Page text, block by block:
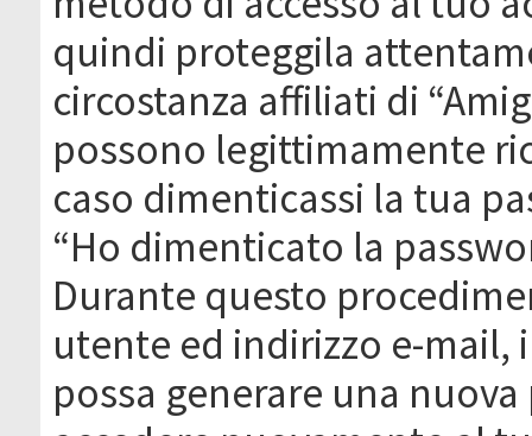
quindi proteggila
circostanza affiliati di
possono legittimamente
caso dimenticassi la tua
“Ho dimenticato la
Durante questo
utente ed indirizzo e-mail,
possa generare una